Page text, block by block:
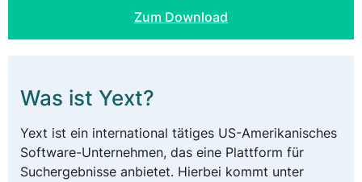
Zum Download
Was ist Yext?
Yext ist ein international tätiges US-Amerikanisches
Software-Unternehmen, das eine Plattform für
Suchergebnisse anbietet. Hierbei kommt unter